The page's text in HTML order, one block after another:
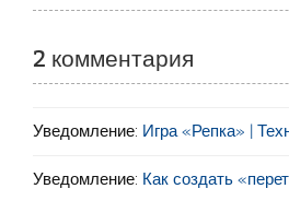
2 комментария
Уведомление: Игра «Репка» |
Уведомление: Как создать